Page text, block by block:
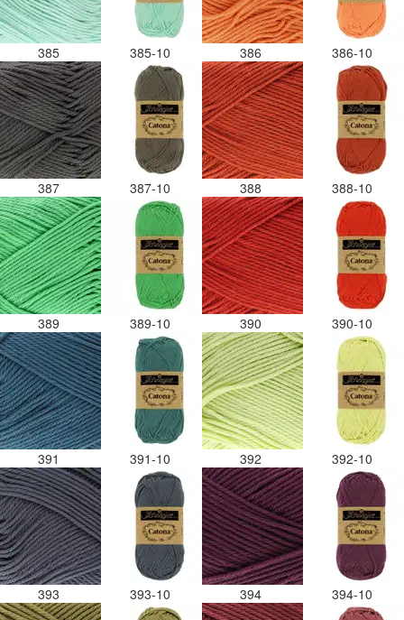
385 385-10 386 386-10
387 387-10 388 388-10
389 389-10 390 390-10
391 391-10 392 392-10
393 393-10 394 394-10